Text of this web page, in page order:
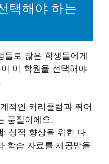
택해야 하는
들로 많은 학생들에게
이 학원을 선택해야
적인 커리큘럼과 뛰어
품질이에요.
: 성적 향상을 위한 다
학습 자료를 제공받을